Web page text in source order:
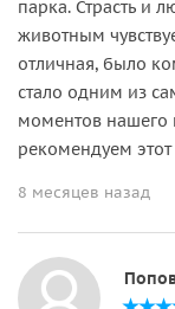
парка. Страсть и
животным
отличная, было
стало одним из
моментов нашего
рекомендуем этот
8 месяцев назад